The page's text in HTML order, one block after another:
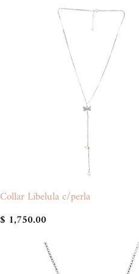
Collar Libelula c/perla
$ 1,750.00